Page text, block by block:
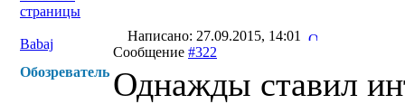
страницы
Babaj
Написано: 27.09.2015, 14:01
Сообщение #322
Обозреватель Однажды ставил